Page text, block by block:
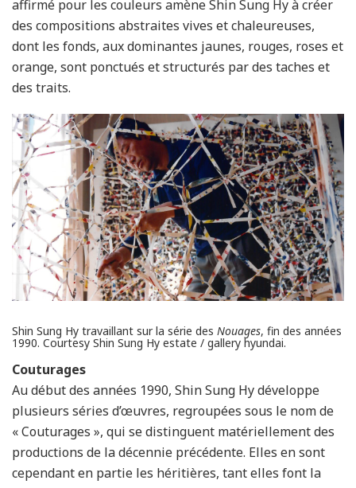
affirmé pour les couleurs amène Shin Sung Hy à créer
des compositions abstraites vives et chaleureuses,
dont les fonds, aux dominantes jaunes, rouges, roses et
orange, sont ponctués et structurés par des taches et
des traits.
x
Shin Sung Hy travaillant sur la série des Nouages, fin des années
1990. Courtesy Shin Sung Hy estate / gallery hyundai.
Couturages
Au début des années 1990, Shin Sung Hy développe
plusieurs séries d’œuvres, regroupées sous le nom de
« Couturages », qui se distinguent matériellement des
productions de la décennie précédente. Elles en sont
cependant en partie les héritières, tant elles font la